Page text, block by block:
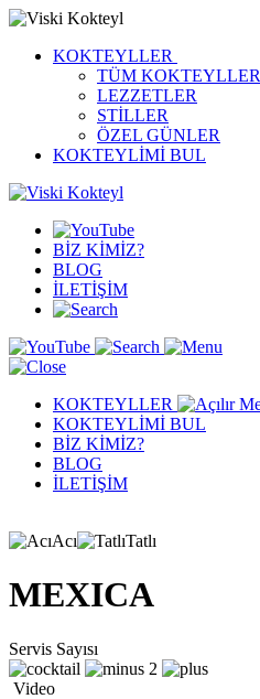
KOKTEYLLER
TÜM KOKTEYLLER
LEZZETLER
STİLLER
ÖZEL GÜNLER
KOKTEYLİMİ BUL
BİZ KİMİZ?
BLOG
İLETİŞİM
KOKTEYLLER
KOKTEYLİMİ BUL
BİZ KİMİZ?
BLOG
İLETİŞİM
Acı Tatlı
MEXICA
Servis Sayısı
2
Video